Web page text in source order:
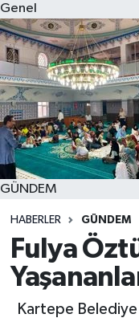
Genel
GÜNDEM
HABERLER GÜNDEM
Fulya
Kartepe Belediye
Haber Arşivi